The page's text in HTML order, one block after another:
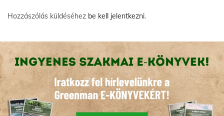
Hozzászólás küldéséhez be kell jelentkezni.